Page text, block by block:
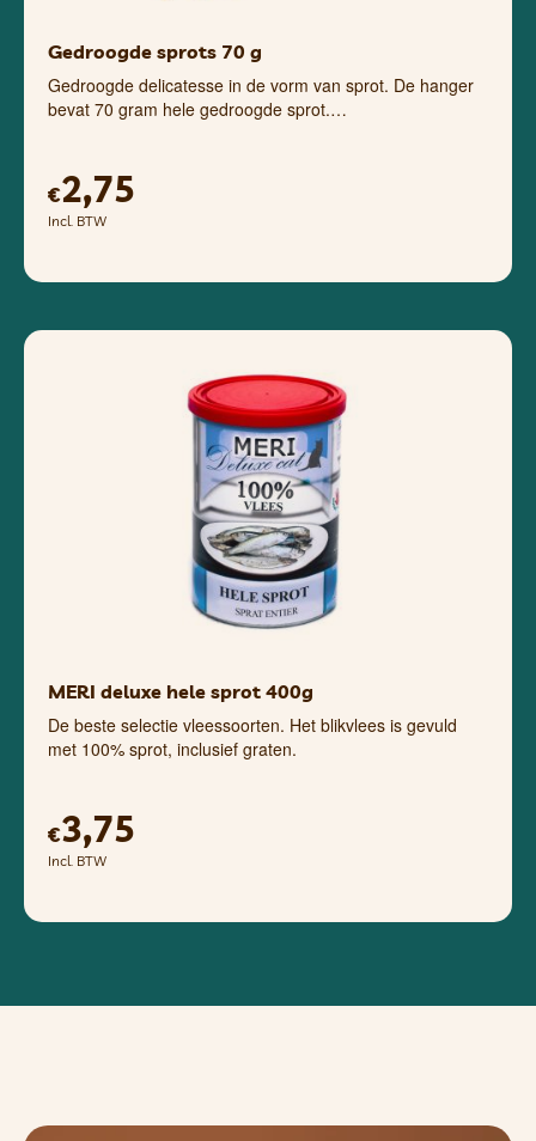
Gedroogde sprots 70 g
Gedroogde delicatesse in de vorm van sprot. De hanger
bevat 70 gram hele gedroogde sprot.…
€2,75
Incl. BTW
MERI deluxe hele sprot 400g
De beste selectie vleessoorten. Het blikvlees is gevuld
met 100% sprot, inclusief graten.
€3,75
Incl. BTW